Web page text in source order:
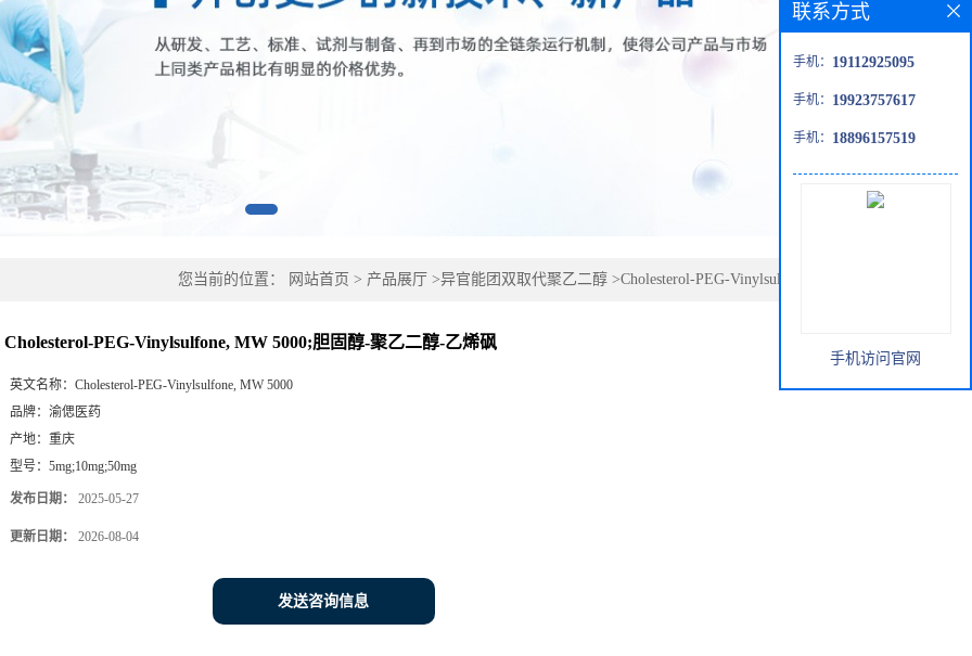
您当前的位置： 网站首页 > 产品展厅 >异官能团双取代聚乙二醇 >Cholesterol-PEG-Vinylsulfone, MW 5000;
Cholesterol-PEG-Vinylsulfone, MW 5000;胆固醇-聚乙二醇-乙烯砜
英文名称： Cholesterol-PEG-Vinylsulfone, MW 5000
品牌： 渝偲医药
产地： 重庆
型号： 5mg;10mg;50mg
发布日期： 2025-05-27
更新日期： 2026-08-04
发送咨询信息
联系方式
手机： 19112925095
手机： 19923757617
手机： 18896157519
手机访问官网